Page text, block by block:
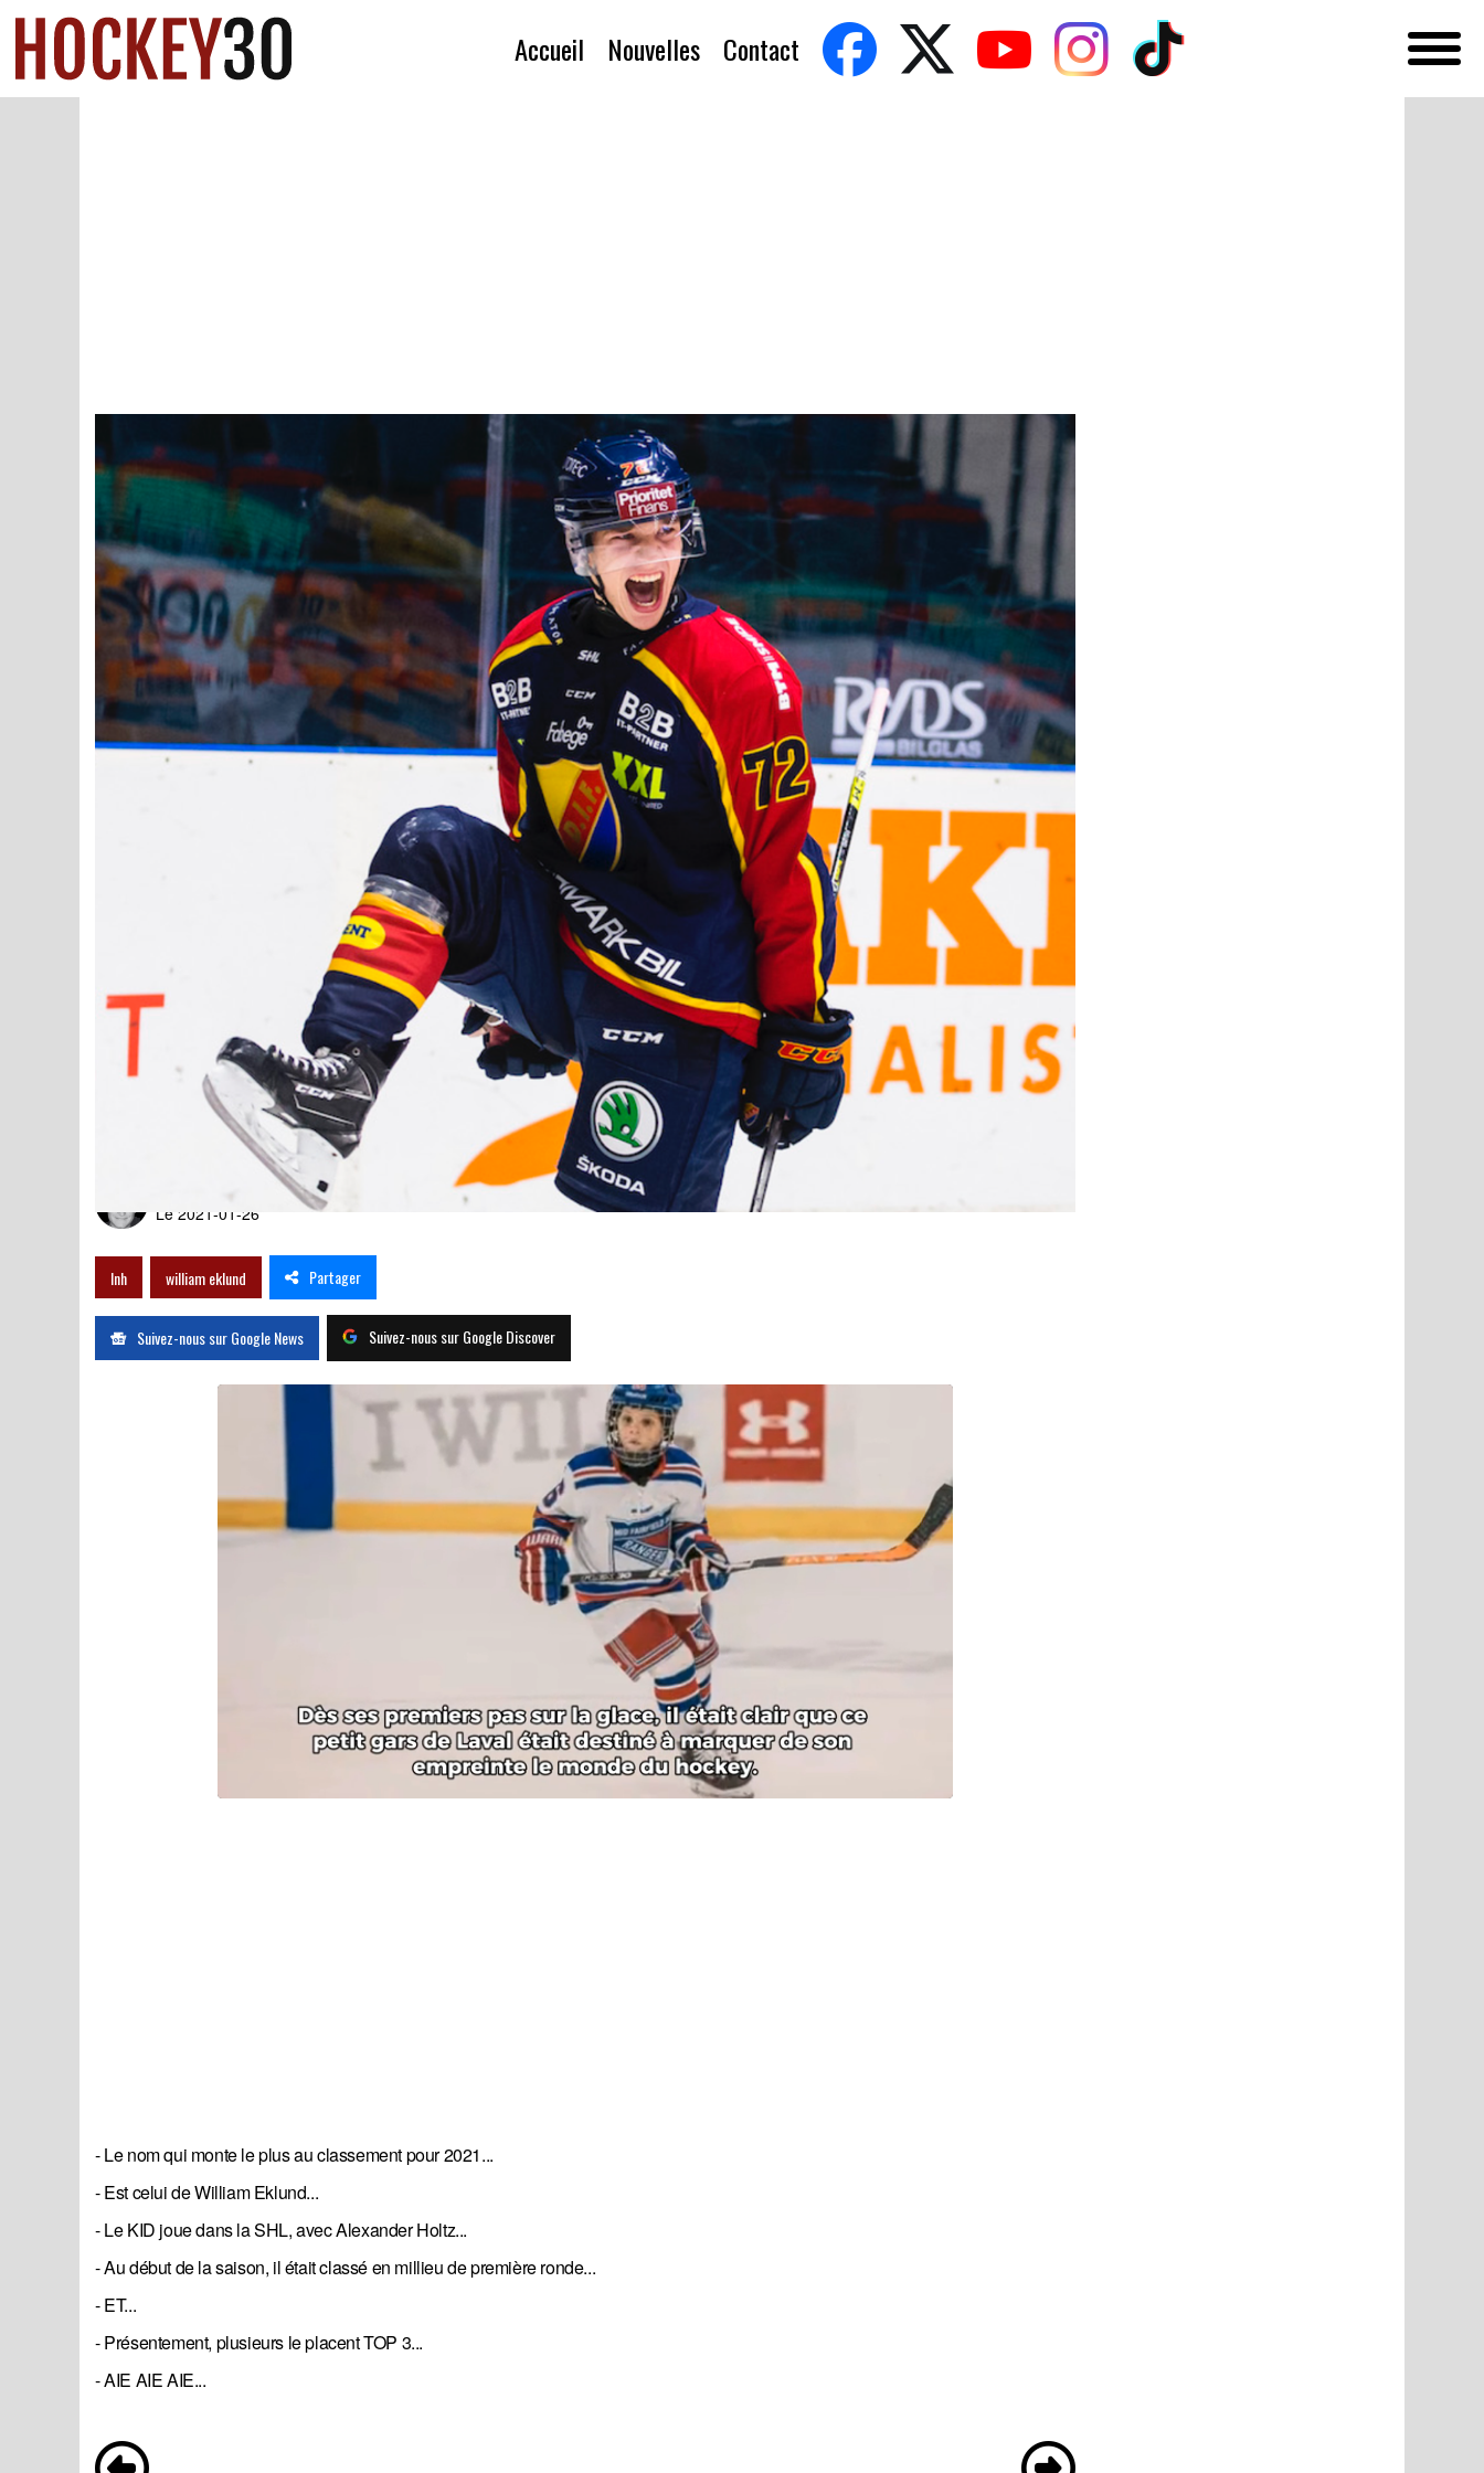
Accueil Nouvelles Contact
Le nom qui monte le plus au classement pour 2021...
Nicolas Pérusse
Le 2021-01-26
lnh william eklund Partager
Suivez-nous sur Google News Suivez-nous sur Google Discover
- Le nom qui monte le plus au classement pour 2021...
- Est celui de William Eklund...
- Le KID joue dans la SHL, avec Alexander Holtz...
- Au début de la saison, il était classé en millieu de première ronde...
- ET...
- Présentement, plusieurs le placent TOP 3...
- AIE AIE AIE...